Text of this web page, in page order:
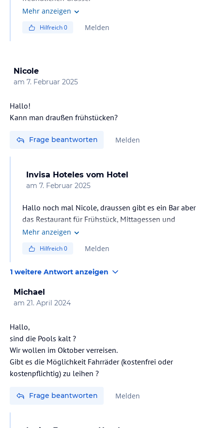
Mehr anzeigen
Hilfreich0 Melden
Nicole
am 7. Februar 2025
Hallo!
Kann man draußen frühstücken?
Frage beantworten Melden
Invisa Hoteles vom Hotel
am 7. Februar 2025
Hallo noch mal Nicole, draussen gibt es ein Bar aber
das Restaurant für Frühstück, Mittagessen und
Abendessen liegt drinnen und hat keine Terrase. Mit
Mehr anzeigen
Hilfreich0 Melden
1 weitere Antwort anzeigen
Michael
am 21. April 2024
Hallo,
sind die Pools kalt ?
Wir wollen im Oktober verreisen.
Gibt es die Möglichkeit Fahrräder (kostenfrei oder
kostenpflichtig) zu leihen ?
Frage beantworten Melden